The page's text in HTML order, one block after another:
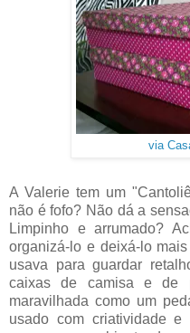
via
A Valerie tem um
não é fofo? Não dá a
Limpinho e arrumado?
organizá-lo e deixá-lo
usava para guardar
caixas de camisa e de
maravilhada como um
usado com criatividade